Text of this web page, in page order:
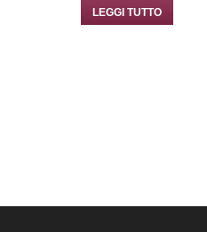
LEGGI TUTTO